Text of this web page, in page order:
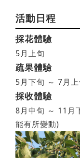
活動日程
採花體驗
5月上旬
疏果體驗
5月下旬 ～ 7月上
採收體驗
8月中旬 ～ 11月
能有所變動)